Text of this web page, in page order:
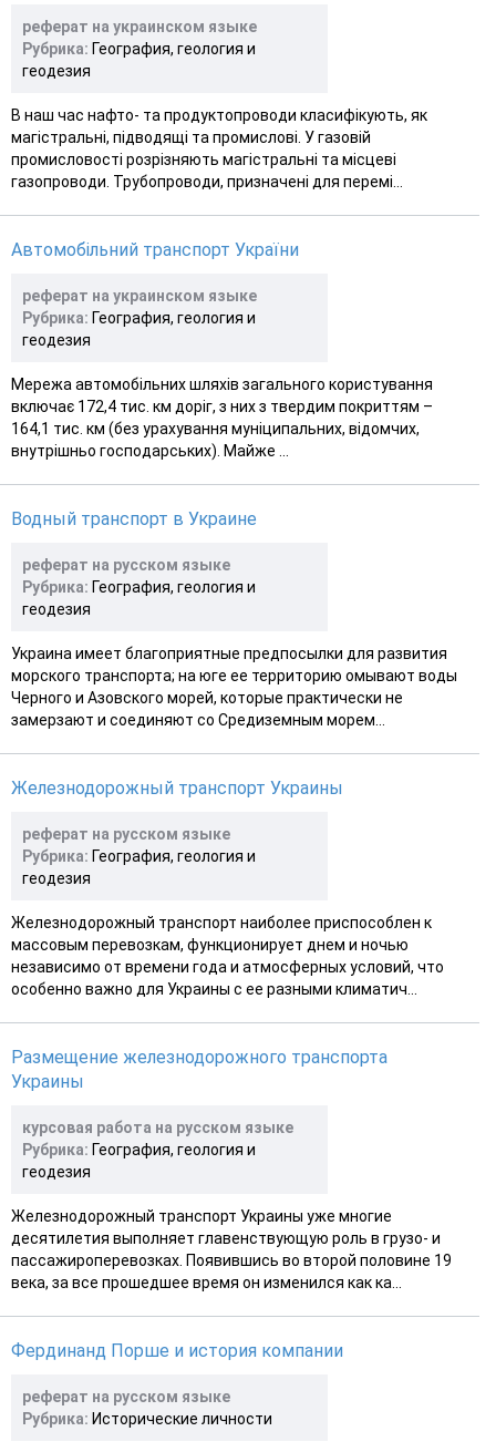
реферат на украинском языке
Рубрика: География, геология и
геодезия
В наш час нафто- та продуктопроводи класифікують, як
магістральні, підводящі та промислові. У газовій
промисловості розрізняють магістральні та місцеві
газопроводи. Трубопроводи, призначені для перемі...
Автомобільний транспорт України
реферат на украинском языке
Рубрика: География, геология и
геодезия
Мережа автомобільних шляхів загального користування
включає 172,4 тис. км доріг, з них з твердим покриттям –
164,1 тис. км (без урахування муніципальних, відомчих,
внутрішньо господарських). Майже ...
Водный транспорт в Украине
реферат на русском языке
Рубрика: География, геология и
геодезия
Украина имеет благоприятные предпосылки для развития
морского транспорта; на юге ее территорию омывают воды
Черного и Азовского морей, которые практически не
замерзают и соединяют со Средиземным морем...
Железнодорожный транспорт Украины
реферат на русском языке
Рубрика: География, геология и
геодезия
Железнодорожный транспорт наиболее приспособлен к
массовым перевозкам, функционирует днем и ночью
независимо от времени года и атмосферных условий, что
особенно важно для Украины с ее разными климатич...
Размещение железнодорожного транспорта
Украины
курсовая работа на русском языке
Рубрика: География, геология и
геодезия
Железнодорожный транспорт Украины уже многие
десятилетия выполняет главенствующую роль в грузо- и
пассажироперевозках. Появившись во второй половине 19
века, за все прошедшее время он изменился как ка...
Фердинанд Порше и история компании
реферат на русском языке
Рубрика: Исторические личности